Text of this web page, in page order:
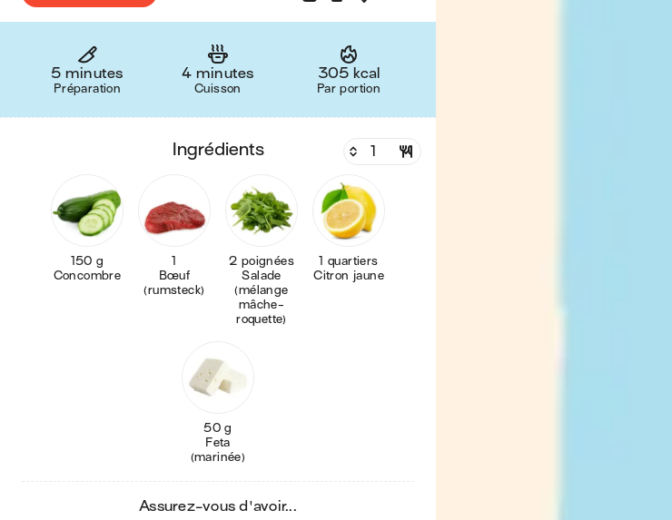
5 minutes
Préparation
4 minutes
Cuisson
305 kcal
Par portion
ingrédients
150 g
Concombre
1
Bœuf
(rumsteck)
2 poignées
Salade
(mélange
mâche-
roquette)
1 quartiers
Citron jaune
50 g
Feta
(marinée)
Assurez-vous d'avoir...